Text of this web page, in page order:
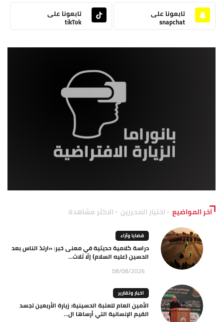
تابعونا على
snapchat
تابعونا على
tikTok
آخر المواضيع اختيار المحررين الاكثر مشاهدة
قضايا وآراء
دراسة كلامية حديثية في معنى خبر: «ارتدّ الناس بعد
الحسين (عليه السلام) إلّا ثلاث...
08/08/2026
اخبار وتقارير
الأمين العام للعتبة الحسينية: زيارة الأربعين تجسد
القيم الإنسانية التي أرساها ال...